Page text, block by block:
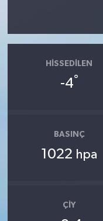
HISSEDILEN
-4°
BASINÇ
1022 hpa
ÇIY